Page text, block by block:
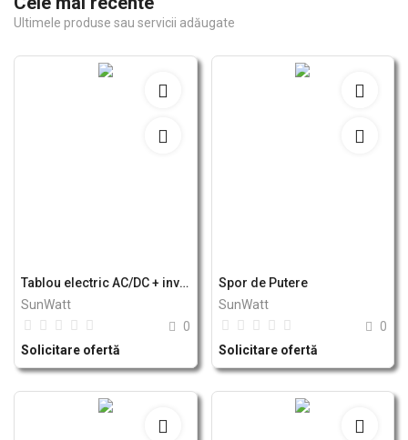
Ultimele produse sau servicii adăugate
Tablou electric AC/DC + invertor
SunWatt
0
Solicitare ofertă
Spor de Putere
SunWatt
0
Solicitare ofertă